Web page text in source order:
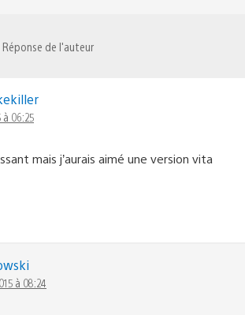
Réponse de l'auteur
06:25
mais j’aurais aimé une version vita
à 08:24